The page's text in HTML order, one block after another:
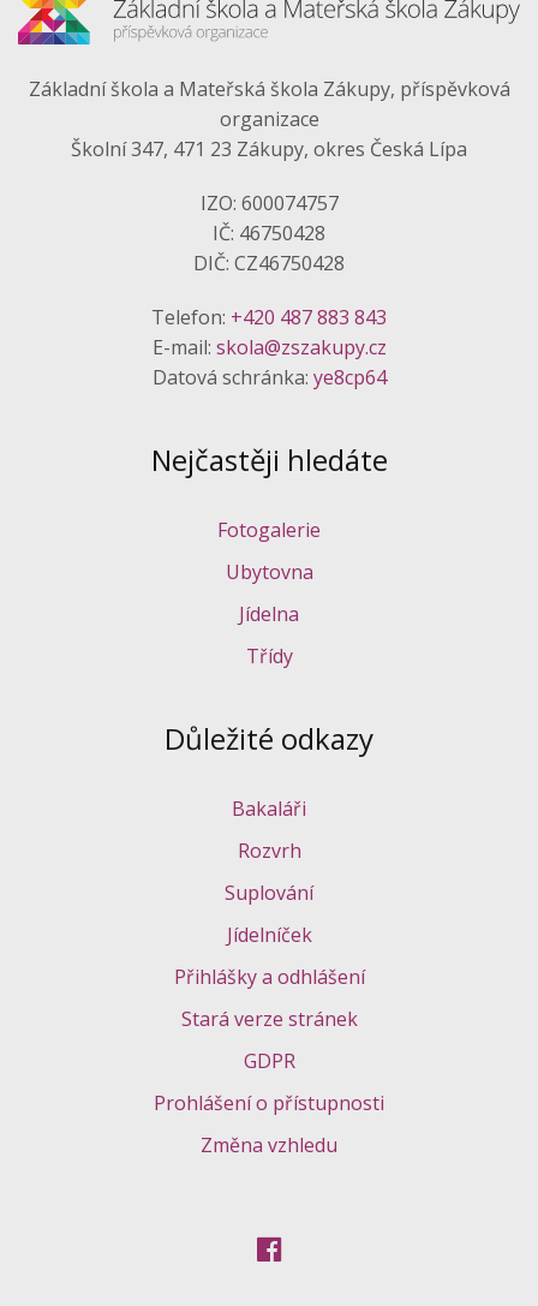
Základní škola a Mateřská škola Zákupy, příspěvková
organizace
Školní 347, 471 23 Zákupy, okres Česká Lípa
IZO: 600074757
IČ: 46750428
DIČ: CZ46750428
Telefon: +420 487 883 843
E-mail: skola@zszakupy.cz
Datová schránka: ye8cp64
Nejčastěji hledáte
Fotogalerie
Ubytovna
Jídelna
Třídy
Důležité odkazy
Bakaláři
Rozvrh
Suplování
Jídelníček
Přihlášky a odhlášení
Stará verze stránek
GDPR
Prohlášení o přístupnosti
Změna vzhledu